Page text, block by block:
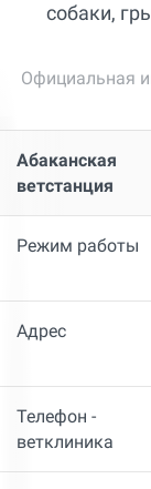
собаки,
Официальная
Абаканская
ветстанция
Режим работы
Адрес
Телефон -
ветклиника